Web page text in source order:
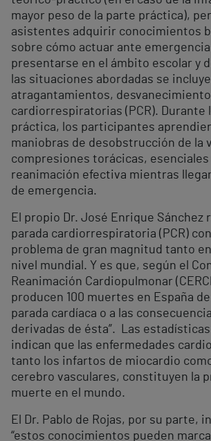
mayor peso de la parte práctica),
asistentes adquirir conocimientos
sobre cómo actuar ante
presentarse en el ámbito escolar y
las situaciones abordadas se
atragantamientos,
cardiorrespiratorias (PCR). Durante
práctica, los participantes
maniobras de desobstrucción de la
compresiones torácicas,
reanimación efectiva mientras
de emergencia.
El propio Dr. José Enrique Sánchez
parada cardiorrespiratoria (PCR)
problema de gran magnitud tanto
nivel mundial. Y es que, según el
Reanimación Cardiopulmonar
producen 100 muertes en España
parada cardíaca o a las
derivadas de ésta”. Las
indican que las enfermedades
tanto los infartos de miocardio
cerebro vasculares, constituyen la
muerte en el mundo.
El Dr. Pablo de Rojas, por su parte,
“estos conocimientos pueden